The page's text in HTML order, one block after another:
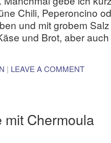
Chili, Peperoncino
und mit grobem
und Brot, aber
| LEAVE A COMMENT
mit Chermoula